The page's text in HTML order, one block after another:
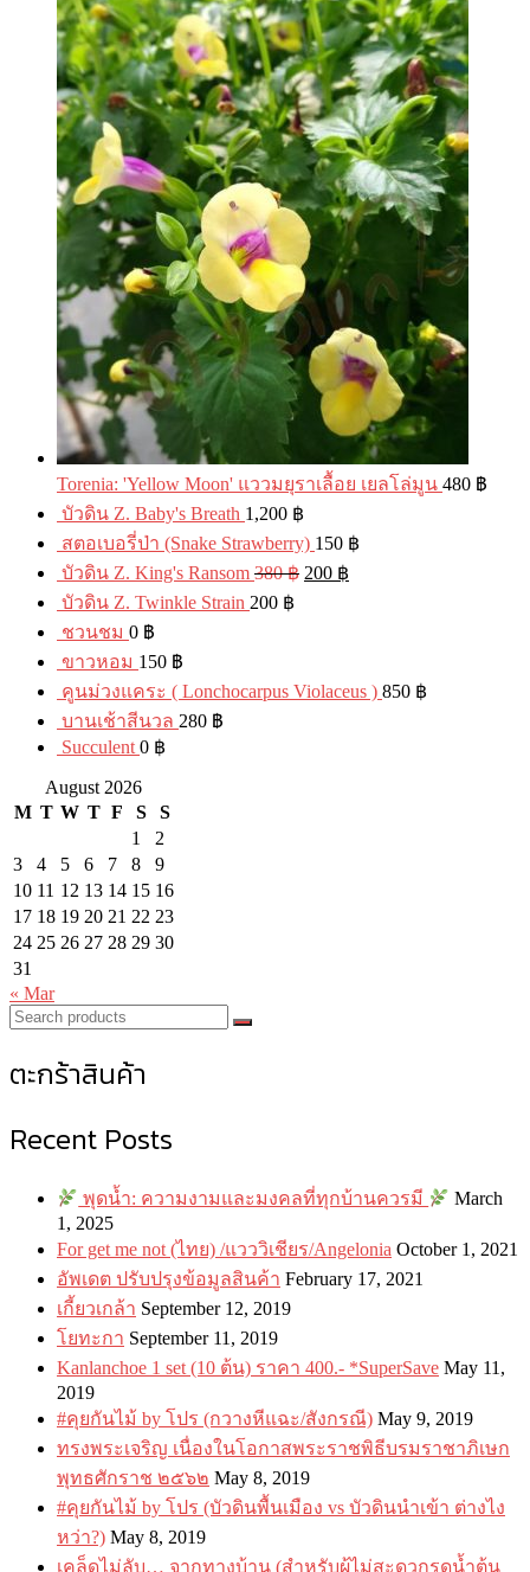
Torenia: 'Yellow Moon' แววมยุราเลื้อย เยลโล่มูน 480 ฿
บัวดิน Z. Baby's Breath 1,200 ฿
สตอเบอรี่ป่า (Snake Strawberry) 150 ฿
บัวดิน Z. King's Ransom 380฿ 200 ฿
บัวดิน Z. Twinkle Strain 200 ฿
ชวนชม 0 ฿
ขาวหอม 150 ฿
คูนม่วงแคระ ( Lonchocarpus Violaceus ) 850 ฿
บานเช้าสีนวล 280 ฿
Succulent 0 ฿
August 2026
M T W T F S
S
1
2
3
4 5 6 7 8
9
10 11 12 13 14 15 16
17 18 19 20 21 22 23
24 25 26 27 28 29 30
31
« Mar
ตะกร้าสินค้า
Recent Posts
พุดน้ำ: ความงามและมงคลที่ทุกบ้านควรมี
March
1, 2025
For get me not (ไทย) /แวววิเชียร/Angelonia October 1, 2021
อัพเดต ปรับปรุงข้อมูลสินค้า February 17, 2021
เกี้ยวเกล้า September 12, 2019
โยทะกา September 11, 2019
Kanlanchoe 1 set (10 ต้น) ราคา 400.- *SuperSave May 11,
2019
#คุยกันไม้ by โปร (กวางหีแฉะ/สังกรณี) May 9, 2019
ทรงพระเจริญ เนื่องในโอกาสพระราชพิธีบรมราชาภิเษก
พุทธศักราช ๒๕๖๒ May 8, 2019
#คุยกันไม้ by โปร (บัวดินพื้นเมือง vs บัวดินนำเข้า ต่างไง
หว่า?) May 8, 2019
เคล็ดไม่ลับ… จากทางบ้าน (สำหรับผู้ไม่สะดวกรดน้ำต้น